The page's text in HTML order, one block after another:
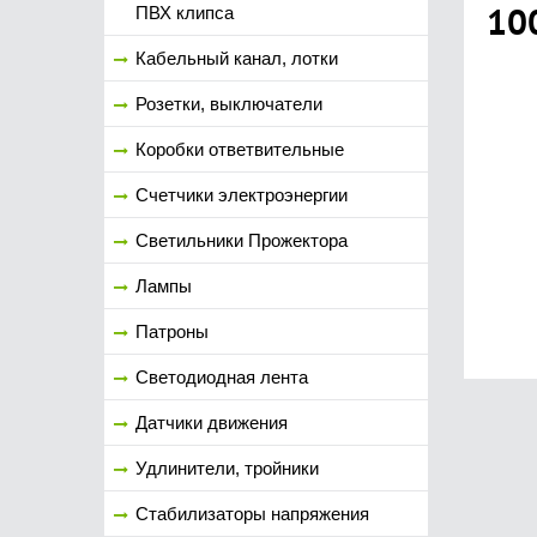
ПВХ клипса
Кабельный канал, лотки
Розетки, выключатели
Коробки ответвительные
Счетчики электроэнергии
Светильники Прожектора
Лампы
Патроны
Светодиодная лента
Датчики движения
Удлинители, тройники
Стабилизаторы напряжения